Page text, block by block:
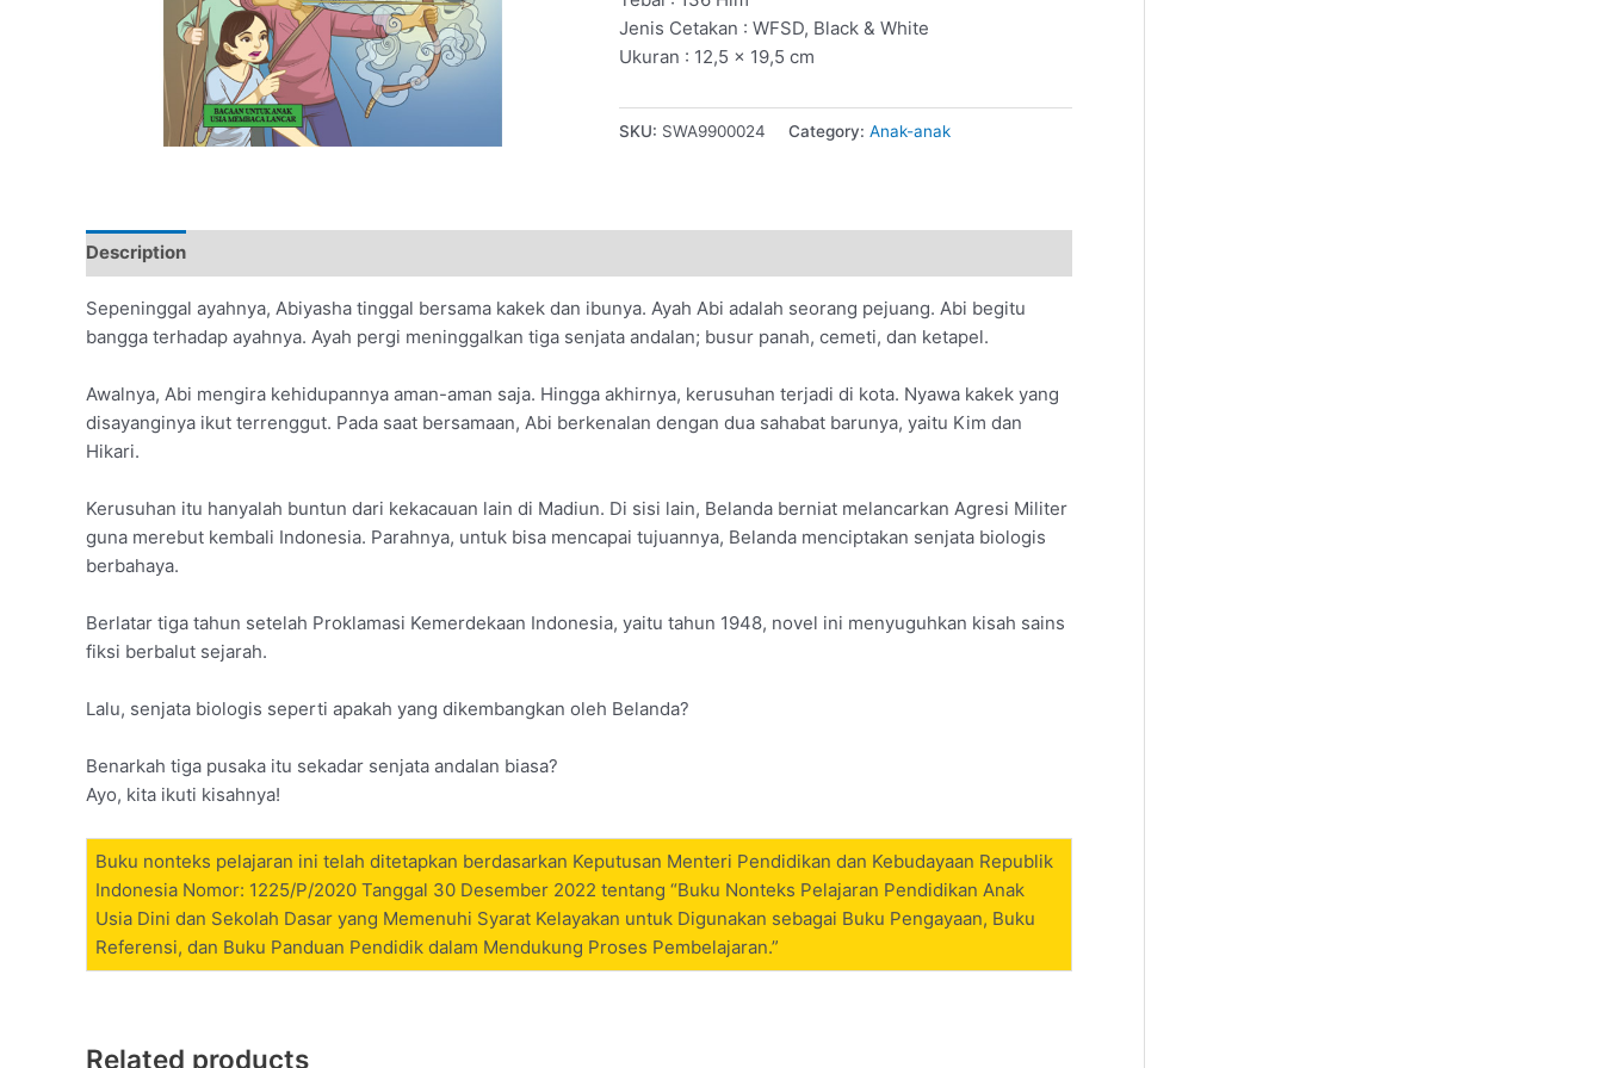
Jenis Cetakan : WFSD, Black & White
Ukuran : 12,5 × 19,5 cm
SKU: SWA9900024 Category: Anak-anak
Description
Sepeninggal ayahnya, Abiyasha tinggal bersama kakek dan ibunya. Ayah Abi adalah seorang pejuang. Abi begitu
bangga terhadap ayahnya. Ayah pergi meninggalkan tiga senjata andalan; busur panah, cemeti, dan ketapel.
Awalnya, Abi mengira kehidupannya aman-aman saja. Hingga akhirnya, kerusuhan terjadi di kota. Nyawa kakek yang
disayanginya ikut terrenggut. Pada saat bersamaan, Abi berkenalan dengan dua sahabat barunya, yaitu Kim dan
Hikari.
Kerusuhan itu hanyalah buntun dari kekacauan lain di Madiun. Di sisi lain, Belanda berniat melancarkan Agresi Militer
guna merebut kembali Indonesia. Parahnya, untuk bisa mencapai tujuannya, Belanda menciptakan senjata biologis
berbahaya.
Berlatar tiga tahun setelah Proklamasi Kemerdekaan Indonesia, yaitu tahun 1948, novel ini menyuguhkan kisah sains
fiksi berbalut sejarah.
Lalu, senjata biologis seperti apakah yang dikembangkan oleh Belanda?
Benarkah tiga pusaka itu sekadar senjata andalan biasa?
Ayo, kita ikuti kisahnya!
Buku nonteks pelajaran ini telah ditetapkan berdasarkan Keputusan Menteri Pendidikan dan Kebudayaan Republik
Indonesia Nomor: 1225/P/2020 Tanggal 30 Desember 2022 tentang “Buku Nonteks Pelajaran Pendidikan Anak
Usia Dini dan Sekolah Dasar yang Memenuhi Syarat Kelayakan untuk Digunakan sebagai Buku Pengayaan, Buku
Referensi, dan Buku Panduan Pendidik dalam Mendukung Proses Pembelajaran.”
Related products